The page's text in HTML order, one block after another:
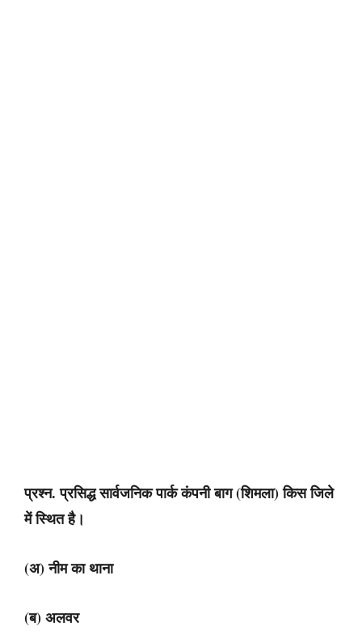
प्रश्न. प्रसिद्ध सार्वजनिक पार्क कंपनी बाग (शिमला) किस जिले
में स्थित है।
(अ) नीम का थाना
(ब) अलवर